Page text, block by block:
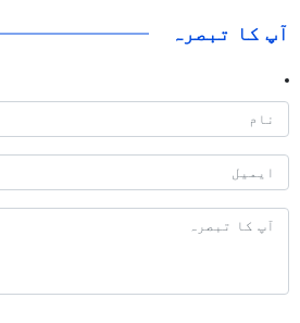
آپ کا تبصرہ